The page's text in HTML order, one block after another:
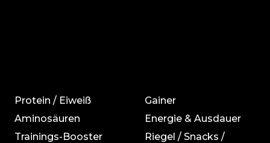
Protein / Eiweiß
Aminosäuren
Trainings-Booster
Gainer
Energie & Ausdauer
Riegel / Snacks /